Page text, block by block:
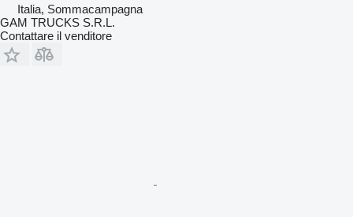
Italia, Sommacampagna
GAM TRUCKS S.R.L.
Contattare il venditore